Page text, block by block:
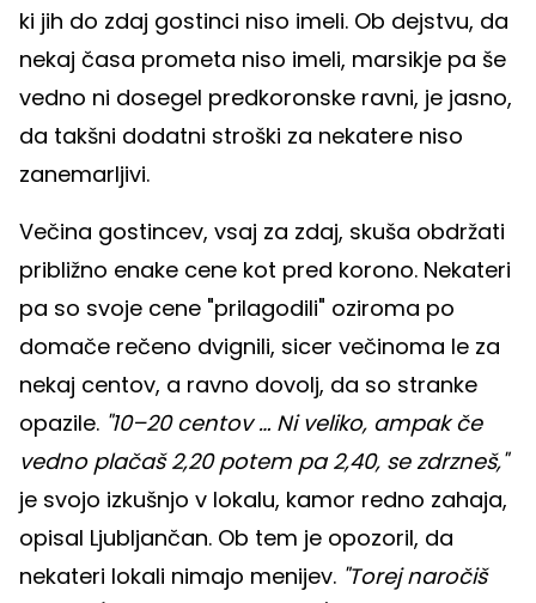
ki jih do zdaj gostinci niso imeli. Ob dejstvu, da
nekaj časa prometa niso imeli, marsikje pa še
vedno ni dosegel predkoronske ravni, je jasno,
da takšni dodatni stroški za nekatere niso
zanemarljivi.
Večina gostincev, vsaj za zdaj, skuša obdržati
približno enake cene kot pred korono. Nekateri
pa so svoje cene "prilagodili" oziroma po
domače rečeno dvignili, sicer večinoma le za
nekaj centov, a ravno dovolj, da so stranke
opazile. "10–20 centov … Ni veliko, ampak če
vedno plačaš 2,20 potem pa 2,40, se zdrzneš,"
je svojo izkušnjo v lokalu, kamor redno zahaja,
opisal Ljubljančan. Ob tem je opozoril, da
nekateri lokali nimajo menijev. "Torej naročiš